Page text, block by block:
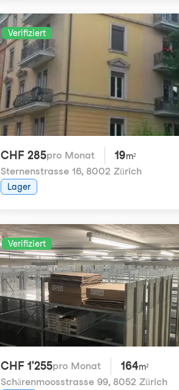
Verifiziert
CHF 285pro Monat 19m²
Sternenstrasse 16, 8002 Zürich
Lager
Verifiziert
CHF 1'255pro Monat 164m²
Schärenmoosstrasse 99, 8052 Zürich